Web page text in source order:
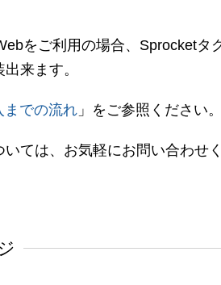
セグメント適正
CX課題発見メソッド
ユーザー行動分析メ
Sprocket活用メソッ
・バリュー
をご利用の場合、Sprocket
来ます。
までの流れ 」をご参照ください。
ては、お気軽にお問い合わせく